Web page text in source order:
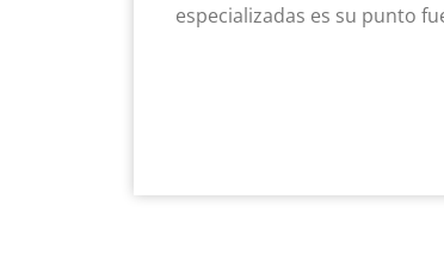
especializadas es su punto